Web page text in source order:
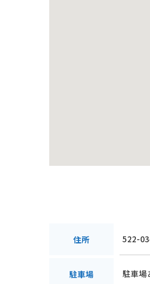
住所 522-
駐車場 駐車場